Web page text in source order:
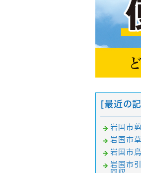
[最近の
岩国市
岩国市
岩国市
岩国市